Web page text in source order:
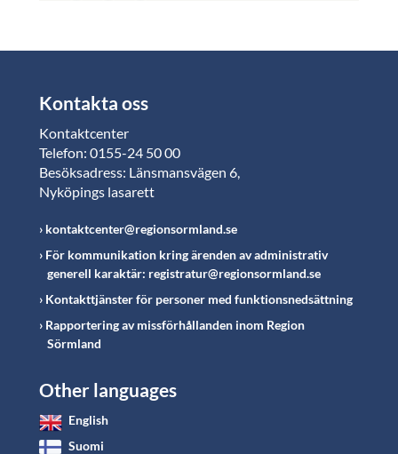
Kontakta oss
Kontaktcenter
Telefon: 0155-24 50 00
Besöksadress: Länsmansvägen 6,
Nyköpings lasarett
kontaktcenter@regionsormland.se
För kommunikation kring ärenden av administrativ
generell karaktär: registratur@regionsormland.se
Kontakttjänster för personer med funktionsnedsättning
Rapportering av missförhållanden inom Region
Sörmland
Other languages
English
Suomi